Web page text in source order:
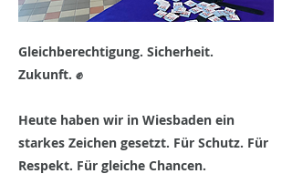
Gleichberechtigung. Sicherheit.
Zukunft. ✊
Heute haben wir in Wiesbaden ein
starkes Zeichen gesetzt. Für Schutz. Für
Respekt. Für gleiche Chancen.